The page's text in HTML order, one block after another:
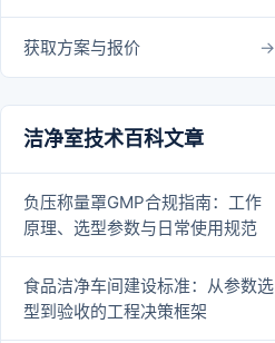
获取方案与报价
洁净室技术百科文章
负压称量罩GMP合规指南：工作
原理、选型参数与日常使用规范
食品洁净车间建设标准：从参数选
型到验收的工程决策框架